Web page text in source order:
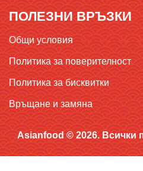
ПОЛЕЗНИ ВРЪЗКИ
Общи условия
Политика за поверителност
Политика за бисквитки
Връщане и замяна
Asianfood © 2026. Всички